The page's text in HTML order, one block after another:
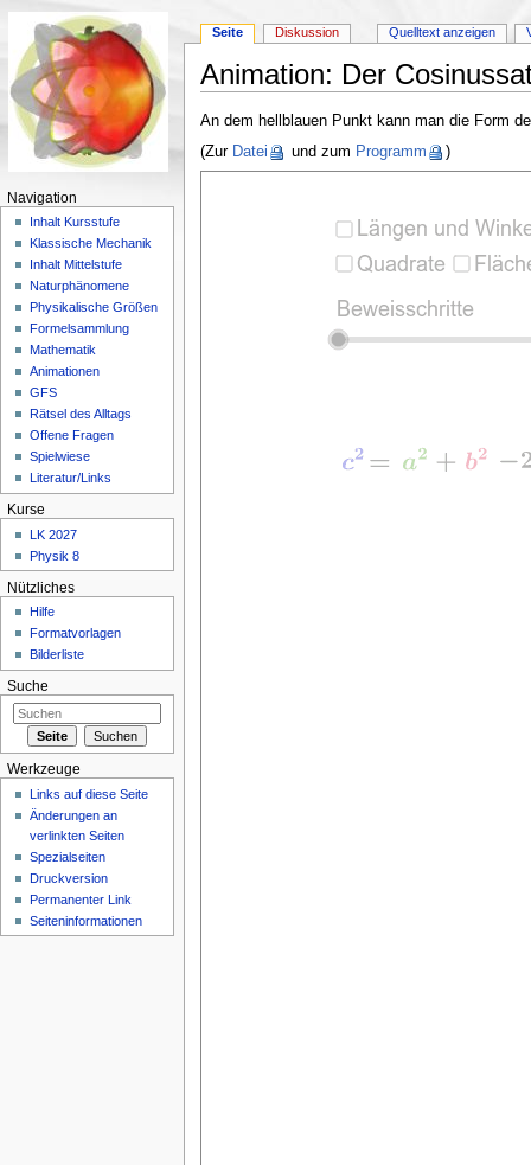
Animation: Der
An dem hellblauen Punkt kann man die Form
(Zur Datei und zum Programm )
Seite Diskussion Quelltext anzeigen
Navigation
Inhalt Kursstufe
Klassische Mechanik
Inhalt Mittelstufe
Naturphänomene
Physikalische Größen
Formelsammlung
Mathematik
Animationen
GFS
Rätsel des Alltags
Offene Fragen
Spielwiese
Literatur/Links
Kurse
LK 2027
Physik 8
Nützliches
Hilfe
Formatvorlagen
Bilderliste
Suche
Werkzeuge
Links auf diese Seite
Änderungen an
verlinkten Seiten
Spezialseiten
Druckversion
Permanenter Link
Seiteninformationen